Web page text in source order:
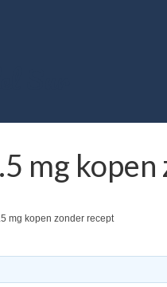
mg
mg kopen zonder recept